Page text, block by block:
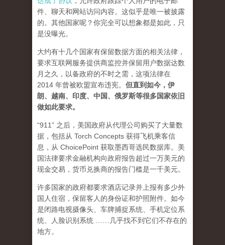
件、聊天和网站访问内容。这似乎是唯一被披露
的。其他国家呢？你完全可以想象都是如此，只
是没曝光。
大约有十几个国家有保留数据方面的相关法律，
要求互联网服务提供商监控并保留用户数据达数
月之久，以备政府的不时之需，这项法律在
2014 年曾被欧盟宣布违宪。 但直到如今，伊
朗、越南、印度、中国、俄罗斯等很多国家依旧
做如此要求。
“911” 之后，美国政府从代理公司购买了大量数
据，包括从 Torch Concepts 获得飞机乘客信
息，从 ChoicePoint 获取墨西哥选民数据库。美
国法律要求金融机构向政府报告超过一万美元的
现金交易，货币兑换商的报告门槛是一千美元。
许多国家的政府都要求酒店记录并上报有多少外
国人住宿，保留客人的身份证和护照附件。如今
是闭路电视摄像头、车牌捕捉系统、手机定位系
统、人脸识别系统 ……几乎找不到它们不存在的
地方。